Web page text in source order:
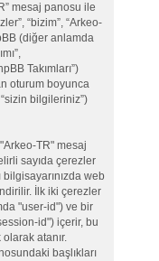
mesaj panosu ile
“bizim”, “Arkeo-
(diğer anlamda
Takımları”)
oturum boyunca
bilgileriniz”)
TR" mesaj
sayıda çerezler
web
İlk iki çerezler
"user-id") ve bir
id") içerir, bu
olarak atanır.
başlıkları